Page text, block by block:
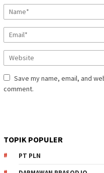
Save my name, email, and
comment.
TOPIK POPULER
PT PLN